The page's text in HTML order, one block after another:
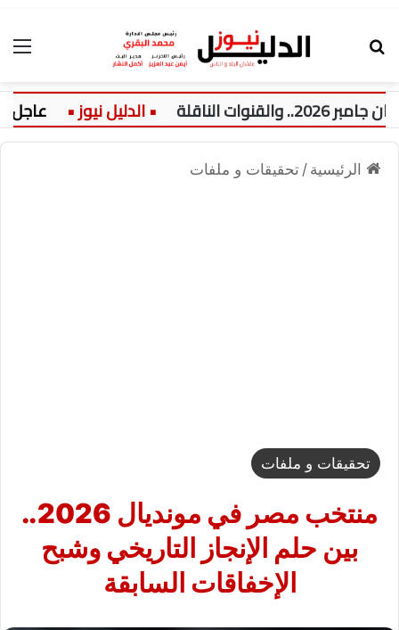
عاجل:
الرئيسية / تحقيقات و ملفات
تحقيقات و ملفات
منتخب مصر في مونديال 2026..
بين حلم الإنجاز التاريخي وشبح
الإخفاقات السابقة